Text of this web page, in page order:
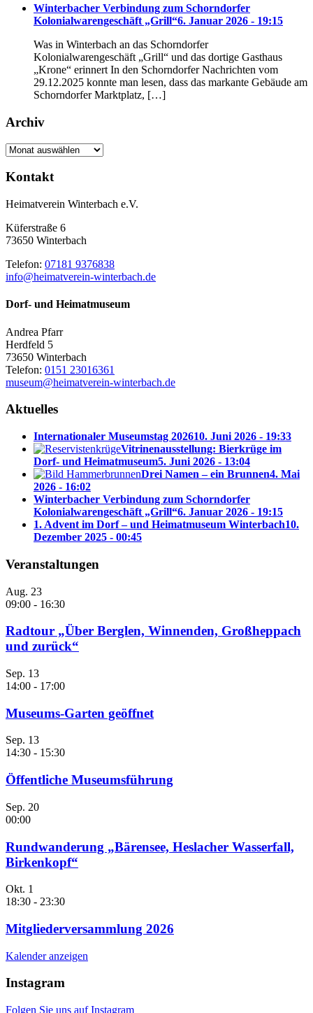
Winterbacher Verbindung zum Schorndorfer
Kolonialwarengeschäft „Grill“6. Januar 2026 - 19:15
Was in Winterbach an das Schorndorfer
Kolonialwarengeschäft „Grill“ und das dortige Gasthaus
„Krone“ erinnert In den Schorndorfer Nachrichten vom
29.12.2025 konnte man lesen, dass das markante Gebäude am
Schorndorfer Marktplatz, […]
Archiv
Archiv
Kontakt
Heimatverein Winterbach e.V.
Küferstraße 6
73650 Winterbach
Telefon: 07181 9376838
info@heimatverein-winterbach.de
Dorf- und Heimatmuseum
Andrea Pfarr
Herdfeld 5
73650 Winterbach
Telefon: 0151 23016361
museum@heimatverein-winterbach.de
Aktuelles
Internationaler Museumstag 202610. Juni 2026 - 19:33
Vitrinenausstellung: Bierkrüge im
Dorf- und Heimatmuseum5. Juni 2026 - 13:04
Drei Namen – ein Brunnen4. Mai
2026 - 16:02
Winterbacher Verbindung zum Schorndorfer
Kolonialwarengeschäft „Grill“6. Januar 2026 - 19:15
1. Advent im Dorf – und Heimatmuseum Winterbach10.
Dezember 2025 - 00:45
Veranstaltungen
Aug. 23
09:00 - 16:30
Radtour „Über Berglen, Winnenden, Großheppach
und zurück“
Sep. 13
14:00 - 17:00
Museums-Garten geöffnet
Sep. 13
14:30 - 15:30
Öffentliche Museumsführung
Sep. 20
00:00
Rundwanderung „Bärensee, Heslacher Wasserfall,
Birkenkopf“
Okt. 1
18:30 - 23:30
Mitgliederversammlung 2026
Kalender anzeigen
Instagram
Folgen Sie uns auf Instagram